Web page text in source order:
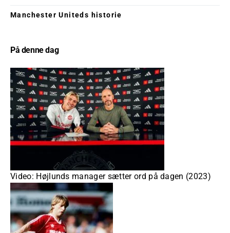
Manchester Uniteds historie
På denne dag
Video: Højlunds manager sætter ord på dagen (2023)